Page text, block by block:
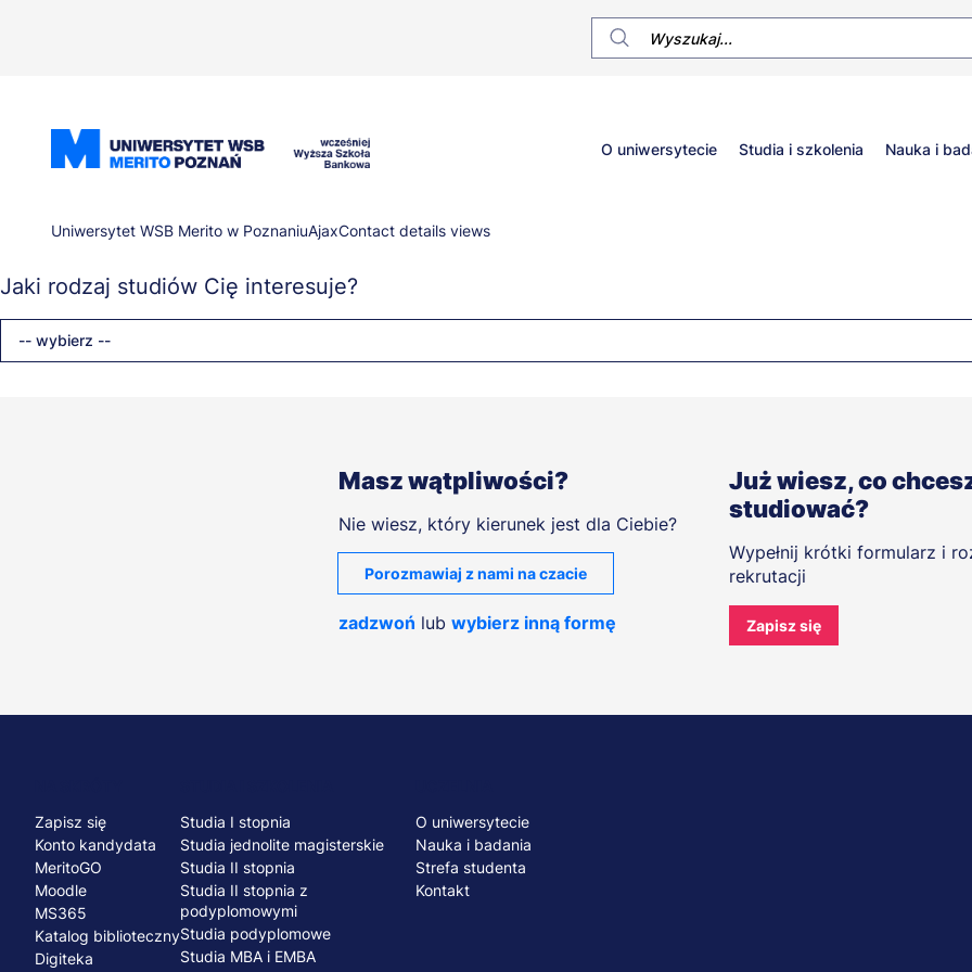
Główne
O uniwersytecie Studia i szkolenia Nauka i
Ścieżka
nawigacyjna
Uniwersytet WSB Merito w PoznaniuAjaxContact details views
Jaki rodzaj studiów Cię interesuje?
-- wybierz --
Masz wątpliwości?
Nie wiesz, który kierunek jest dla Ciebie?
Porozmawiaj z nami na czacie
zadzwoń lub wybierz inną formę
Już wiesz, co
studiować?
Wypełnij krótki formularz i
rekrutacji
Zapisz się
Menu
stopka
Zapisz się
Konto kandydata
MeritoGO
Moodle
MS365
Katalog biblioteczny
Digiteka
Studia I stopnia
Studia jednolite magisterskie
Studia II stopnia
Studia II stopnia z
podyplomowymi
Studia podyplomowe
Studia MBA i EMBA
O uniwersytecie
Nauka i badania
Strefa studenta
Kontakt